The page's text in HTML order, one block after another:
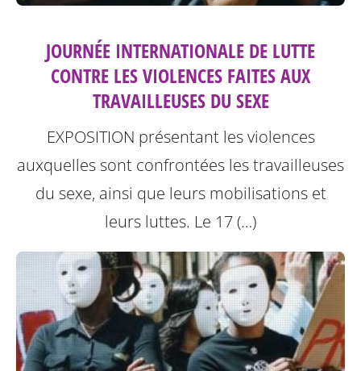
JOURNÉE INTERNATIONALE DE LUTTE
CONTRE LES VIOLENCES FAITES AUX
TRAVAILLEUSES DU SEXE
EXPOSITION présentant les violences
auxquelles sont confrontées les travailleuses
du sexe, ainsi que leurs mobilisations et
leurs luttes. Le 17 (…)